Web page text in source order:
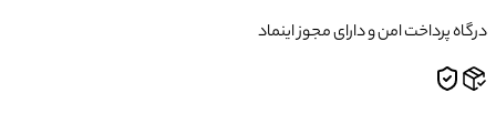
درگاه پرداخت امن و دارای مجوز اینماد